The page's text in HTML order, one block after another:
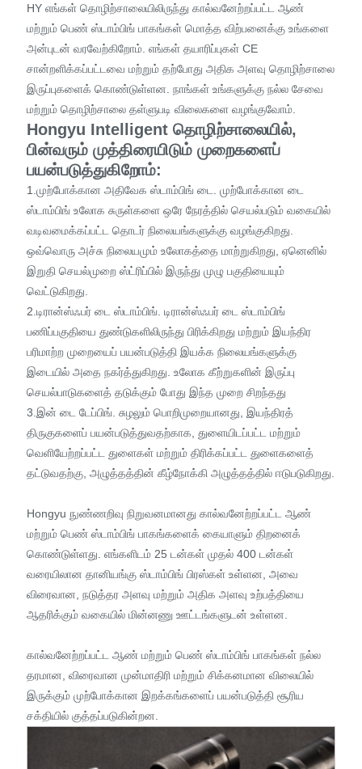
HY எங்கள் தொழிற்சாலையிலிருந்து கால்வனேற்றப்பட்ட ஆண்
மற்றும் பெண் ஸ்டாம்பிங் பாகங்கள் மொத்த விற்பனைக்கு உங்களை
அன்புடன் வரவேற்கிறோம். எங்கள் தயாரிப்புகள் CE
சான்றளிக்கப்பட்டவை மற்றும் தற்போது அதிக அளவு தொழிற்சாலை
இருப்புகளைக் கொண்டுள்ளன. நாங்கள் உங்களுக்கு நல்ல சேவை
மற்றும் தொழிற்சாலை தள்ளுபடி விலைகளை வழங்குவோம்.
Hongyu Intelligent தொழிற்சாலையில்,
பின்வரும் முத்திரையிடும் முறைகளைப்
பயன்படுத்துகிறோம்:
1.முற்போக்கான அதிவேக ஸ்டாம்பிங் டை. முற்போக்கான டை
ஸ்டாம்பிங் உலோக சுருள்களை ஒரே நேரத்தில் செயல்படும் வகையில்
வடிவமைக்கப்பட்ட தொடர் நிலையங்களுக்கு வழங்குகிறது.
ஒவ்வொரு அச்சு நிலையமும் உலோகத்தை மாற்றுகிறது, ஏனெனில்
இறுதி செயல்முறை ஸ்ட்ரிப்பில் இருந்து முழு பகுதியையும்
வெட்டுகிறது.
2.டிரான்ஸ்ஃபர் டை ஸ்டாம்பிங். டிரான்ஸ்ஃபர் டை ஸ்டாம்பிங்
பணிப்பகுதியை துண்டுகளிலிருந்து பிரிக்கிறது மற்றும் இயந்திர
பரிமாற்ற முறையைப் பயன்படுத்தி இயக்க நிலையங்களுக்கு
இடையில் அதை நகர்த்துகிறது. உலோக கீற்றுகளின் இருப்பு
செயல்பாடுகளைத் தடுக்கும் போது இந்த முறை சிறந்தது
3.இன் டை டேப்பிங். சுழலும் பொறிமுறையானது, இயந்திரத்
திருகுகளைப் பயன்படுத்துவதற்காக, துளையிடப்பட்ட மற்றும்
வெளியேற்றப்பட்ட துளைகள் மற்றும் திரிக்கப்பட்ட துளைகளைத்
தட்டுவதற்கு, அழுத்தத்தின் கீழ்நோக்கி அழுத்தத்தில் ஈடுபடுகிறது.
Hongyu நுண்ணறிவு நிறுவனமானது கால்வனேற்றப்பட்ட ஆண்
மற்றும் பெண் ஸ்டாம்பிங் பாகங்களைக் கையாளும் திறனைக்
கொண்டுள்ளது. எங்களிடம் 25 டன்கள் முதல் 400 டன்கள்
வரையிலான தானியங்கு ஸ்டாம்பிங் பிரஸ்கள் உள்ளன, அவை
விரைவான, நடுத்தர அளவு மற்றும் அதிக அளவு உற்பத்தியை
ஆதரிக்கும் வகையில் மின்னணு ஊட்டங்களுடன் உள்ளன.
கால்வனேற்றப்பட்ட ஆண் மற்றும் பெண் ஸ்டாம்பிங் பாகங்கள் நல்ல
தரமான, விரைவான முன்மாதிரி மற்றும் சிக்கனமான விலையில்
இருக்கும் முற்போக்கான இறக்கங்களைப் பயன்படுத்தி சூரிய
சக்தியில் குத்தப்படுகின்றன.